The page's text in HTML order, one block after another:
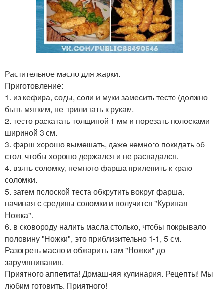
Растительное масло для жарки.
Приготовление:
1. из кефира, соды, соли и муки замесить тесто (должно
быть мягким, не прилипать к рукам.
2. тесто раскатать толщиной 1 мм и порезать полосками
шириной 3 см.
3. фарш хорошо вымешать, даже немного покидать об
стол, чтобы хорошо держался и не распадался.
4. взять соломку, немного фарша прилепить к краю
соломки.
5. затем полоской теста обкрутить вокруг фарша,
начиная с средины соломки и получится "Куриная
Ножка".
6. в сковороду налить масла столько, чтобы покрывало
половину "Ножки", это приблизительно 1-1, 5 см.
Разогреть масло и обжарить там "Ножки" до
зарумянивания.
Приятного аппетита! Домашняя кулинария. Рецепты! Мы
любим готовить. Приятного!